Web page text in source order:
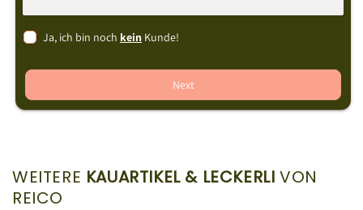
Ja, ich bin noch kein Kunde!
Next
WEITERE KAUARTIKEL & LECKERLI VON
REICO